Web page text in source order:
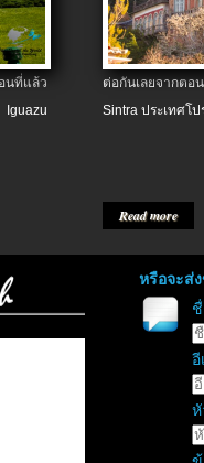
นที่แล้ว
ต่อกันเลยจากต
Sintra ประเทศโป
Read more
หรือจะส่
อี
หั